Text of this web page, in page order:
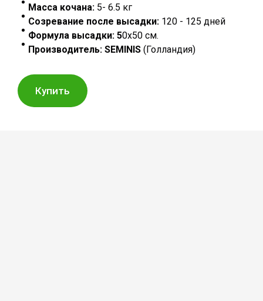
Масса кочана: 5- 6.5 кг
Созревание после высадки: 120 - 125 дней
Формула высадки: 50х50 см.
Производитель: SEMINIS (Голландия)
Купить